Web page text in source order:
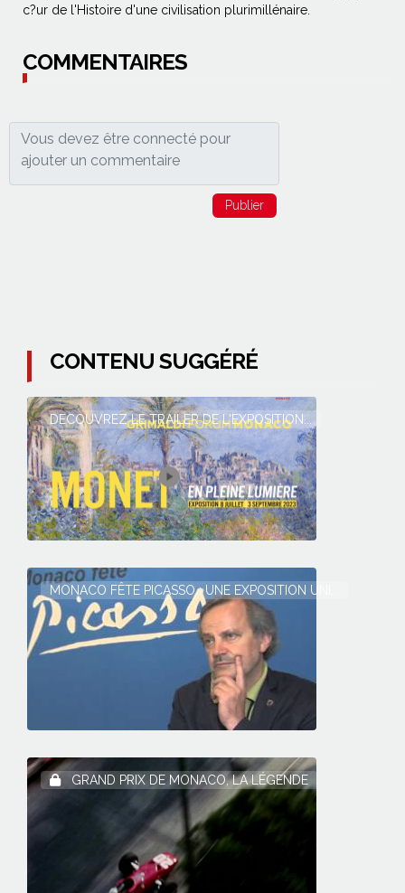
c?ur de l'Histoire d'une civilisation plurimillénaire.
COMMENTAIRES
Publier
CONTENU SUGGÉRÉ
DECOUVREZ LE TRAILER DE L'EXPOSITION...
MONACO FÊTE PICASSO : UNE EXPOSITION UNI...
GRAND PRIX DE MONACO, LA LÉGENDE